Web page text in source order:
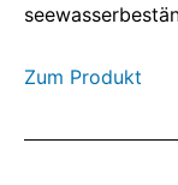
Zum Produkt